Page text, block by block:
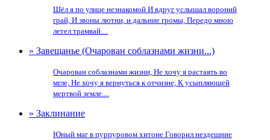
Шёл я по улице незнакомой И вдруг услышал вороний
грай, И звоны лютни, и дальние громы, Передо мною
летел трамвай....
» Завещанье (Очарован соблазнами жизни...)
Очарован соблазнами жизни, Не хочу я растаять во
мгле, Не хочу я вернуться к отчизне, К усыпляющей
мертвой земле....
» Заклинание
Юный маг в пурпуровом хитоне Говорил нездешние